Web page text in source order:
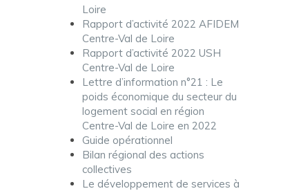
Loire
Rapport d’activité 2022 AFIDEM
Centre-Val de Loire
Rapport d’activité 2022 USH
Centre-Val de Loire
Lettre d’information n°21 : Le
poids économique du secteur du
logement social en région
Centre-Val de Loire en 2022
Guide opérationnel
Bilan régional des actions
collectives
Le développement de services à